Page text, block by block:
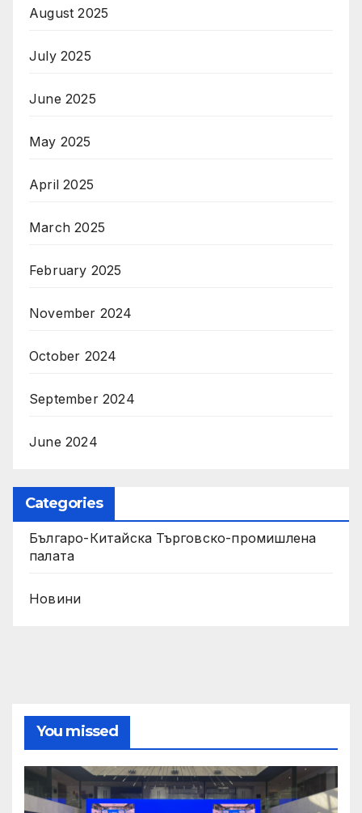
August 2025
July 2025
June 2025
May 2025
April 2025
March 2025
February 2025
November 2024
October 2024
September 2024
June 2024
Categories
Българо-Китайска Търговско-промишлена
палaта
Новини
You missed